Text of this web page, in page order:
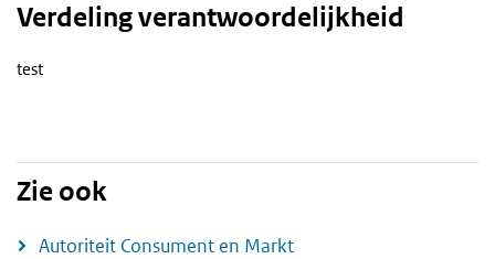
Verdeling verantwoordelijkheid
test
Zie ook
Autoriteit Consument en Markt